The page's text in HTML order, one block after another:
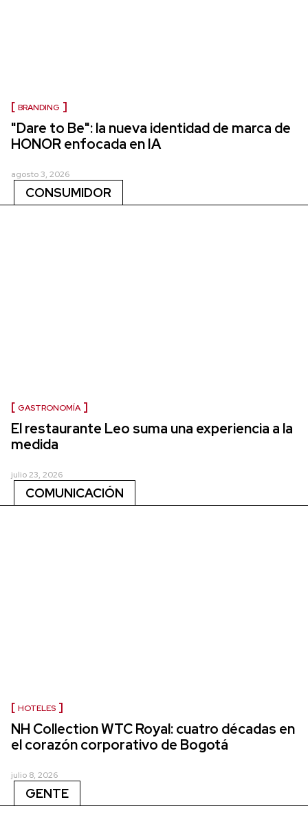
BRANDING
"Dare to Be": la nueva identidad de marca de
HONOR enfocada en IA
agosto 3, 2026
CONSUMIDOR
GASTRONOMÍA
El restaurante Leo suma una experiencia a la
medida
julio 23, 2026
COMUNICACIÓN
HOTELES
NH Collection WTC Royal: cuatro décadas en
el corazón corporativo de Bogotá
julio 8, 2026
GENTE